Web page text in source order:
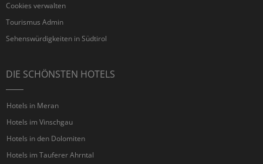
Cookies verwalten
Tourismus Admin
Sehenswürdigkeiten in Südtirol
DIE SCHÖNSTEN HOTELS
Hotels in Meran
Hotels im Vinschgau
Hotels in den Dolomiten
Hotels im Tauferer Ahrntal